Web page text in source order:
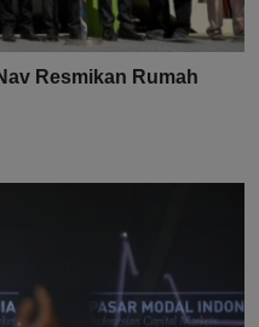
Resmikan Rumah